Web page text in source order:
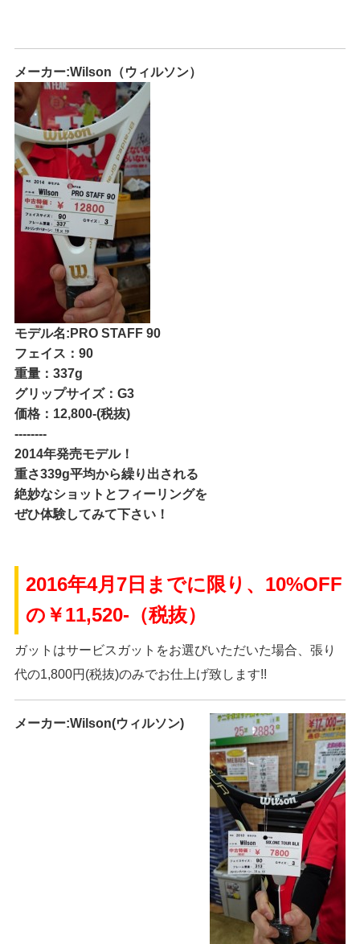
メーカー:Wilson（ウィルソン）
モデル名:PRO STAFF 90
フェイス：90
重量：337g
グリップサイズ：G3
価格：12,800-(税抜)
--------
2014年発売モデル！
重さ339g平均から繰り出される
絶妙なショットとフィーリングを
ぜひ体験してみて下さい！
2016年4月7日までに限り、10%OFF
の￥11,520-（税抜）
ガットはサービスガットをお選びいただいた場合、張り
代の1,800円(税抜)のみでお仕上げ致します!!
メーカー:Wilson(ウィルソン)